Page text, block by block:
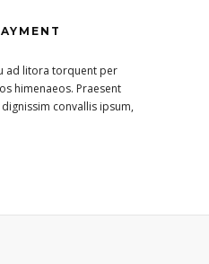
ad litora torquent per
himenaeos. Praesent
convallis ipsum,